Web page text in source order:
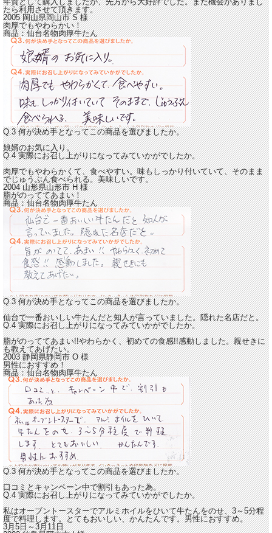
たら利用させて頂きます。
2005 岡山県岡山市S様
肉厚でもやわらかい！
商品：仙台名物肉厚牛たん
Q.3 何が決め手となってこの商品を選びましたか。
娘婿のお気に入り。
Q.4 実際にお召し上がりになってみていかがでしたか。
肉厚でもやわらかくて、食べやすい。味もしっかり付いていて、そのまま
でじゅうぶん食べられる。美味しいです。
2004 山形県山形市H様
脂がのっててあまい！
商品：仙台名物肉厚牛たん
Q.3 何が決め手となってこの商品を選びましたか。
仙台で一番おいしい牛たんだと知人が言っていました。隠れた名店だと。
Q.4 実際にお召し上がりになってみていかがでしたか。
脂がのっててあまい!!やわらかく、初めての食感!!感動しました。親せきに
も教えてあげたい。
2003 静岡県静岡市O様
男性におすすめ！
商品：仙台名物肉厚牛たん
Q.3 何が決め手となってこの商品を選びましたか。
口コミとキャンペーン中で割引もあった為。
Q.4 実際にお召し上がりになってみていかがでしたか。
私はオーブントースターでアルミホイルをひいて牛たんをのせ、3～5分程
度で料理します。とてもおいしい、かんたんです。男性におすすめ。
3月5日～3月11日